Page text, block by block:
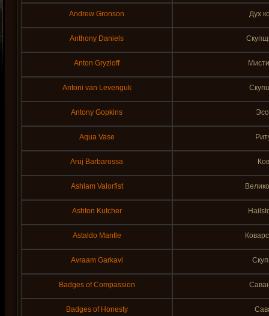
Andrew Gronson Дух
Anthony Daniels
Anton Gryzloff
Antoni van Levenguk
Antony Gopkins
Aqua Vase
Aruj Barbarossa
Ashlam Valorfist
Ashton Kutcher
Astaldo Mantle
Avraam Garkavi
Badges of Compassion
Badges of Honesty